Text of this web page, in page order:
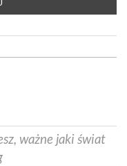
ważne jaki świat